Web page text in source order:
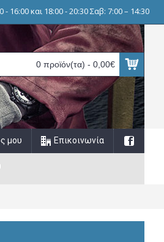
16:00 και 18:00 - 20:30 Σαβ: 7:00 – 14:30
0 προϊόν(τα) - 0,00€
Επικοινωνία
μου